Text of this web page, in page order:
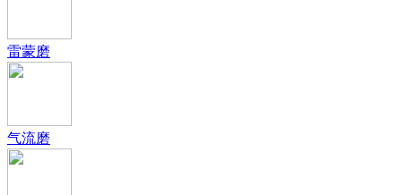
雷蒙磨
气流磨